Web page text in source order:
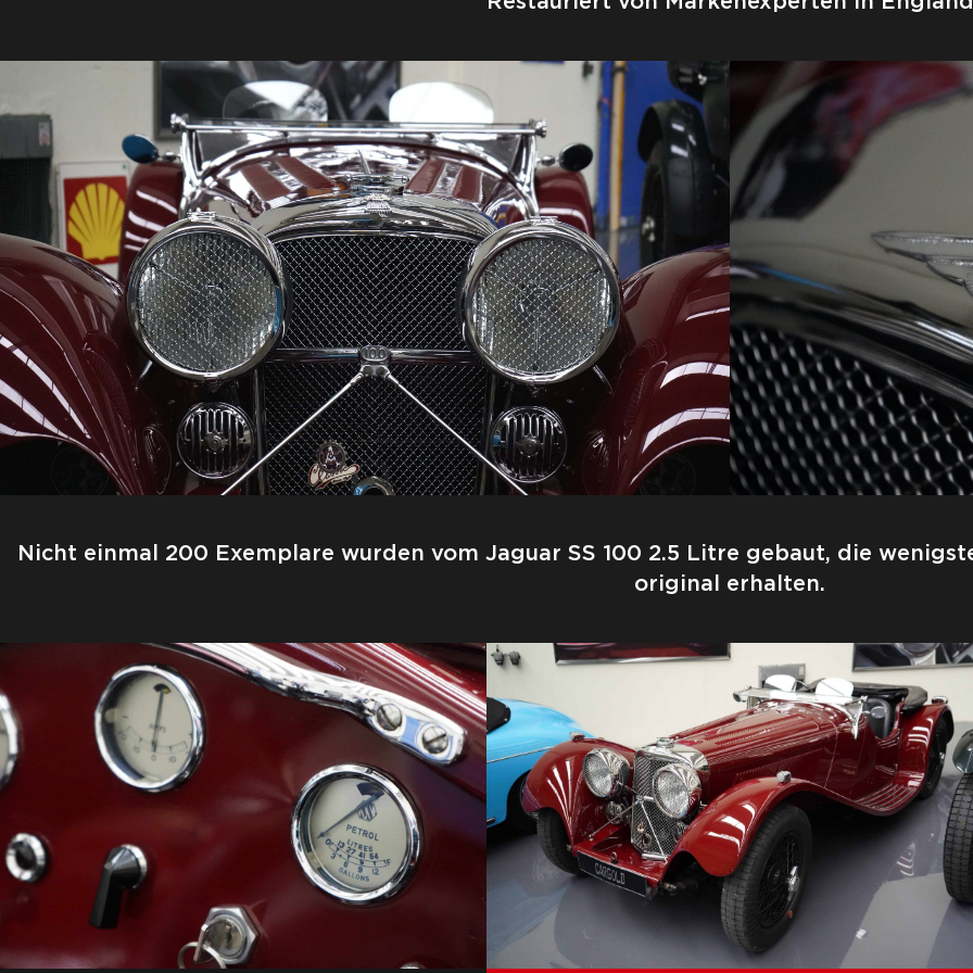
Nicht einmal 200 Exemplare wurden vom Jaguar SS 100 2.5 Litre gebaut, die
original erhalten.